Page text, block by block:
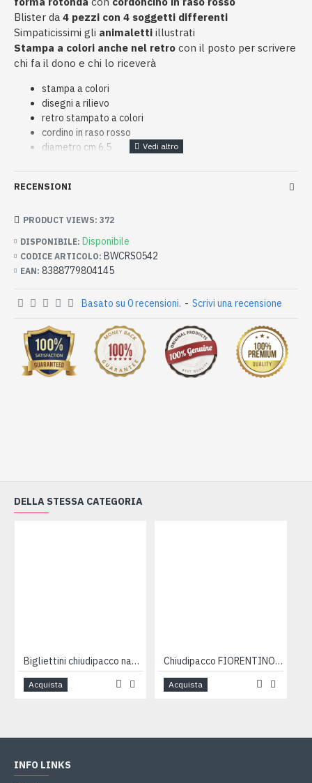
Blister da 4 pezzi con 4 soggetti differenti
Simpaticissimi gli animaletti illustrati
Stampa a colori anche nel retro con il posto per scrivere
chi fa il dono e chi lo riceverà
stampa a colori
disegni a rilievo
retro stampato a colori
cordino in raso rosso
diametro cm 6,5
Confezione da25 blistercon 4 chiudipacco ciascuno
RECENSIONI
DISPONIBILE: Disponibile
CODICE ARTICOLO: BWCRS0542
EAN: 8388779804145
PRODUCT VIEWS: 372
Basato su 0 recensioni. - Scrivi una recensione
DELLA STESSA CATEGORIA
Bigliettini chiudipacco natale 25x4pz
Acquista
Chiudipacco FIORENTINO 100pz
Acquista
INFO LINKS